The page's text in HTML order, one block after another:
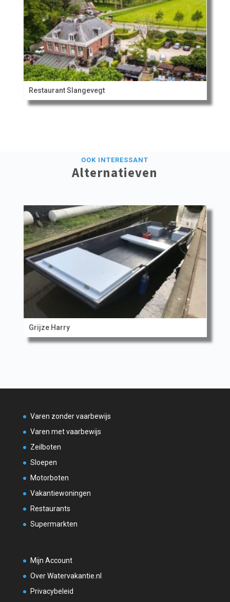
Restaurant Slangevegt
OOK INTERESSANT
Alternatieven
Grijze Harry
Varen zonder vaarbewijs
Varen met vaarbewijs
Zeilboten
Sloepen
Motorboten
Vakantiewoningen
Restaurants
Supermarkten
Mijn Account
Over Watervakantie.nl
Privacybeleid